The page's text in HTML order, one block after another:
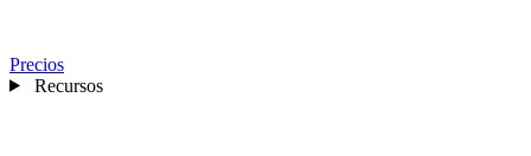
Precios
Recursos